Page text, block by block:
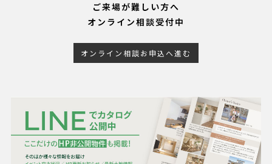
ご来場が難しい方へ
オンライン相談受付中
オンライン相談お申込へ進む